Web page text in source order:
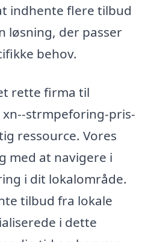
indhente flere tilbud
løsning, der passer
behov.
rette firma til
strmpeforing-pris-
ressource. Vores
med at navigere i
i dit lokalområde.
tilbud fra lokale
i dette